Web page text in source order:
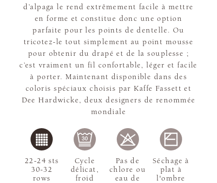
d’alpaga le rend extrêmement facile à mettre
en forme et constitue donc une option
parfaite pour les points de dentelle. Ou
tricotez-le tout simplement au point mousse
pour obtenir du drapé et de la souplesse ;
c’est vraiment un fil confortable, léger et facile
à porter. Maintenant disponible dans des
coloris spéciaux choisis par Kaffe Fassett et
Dee Hardwicke, deux designers de renommée
mondiale
22-24 sts
30-32
rows
Cycle
délicat,
froid
Pas de
chlore ou
eau de
Séchage à
plat à
l'ombre